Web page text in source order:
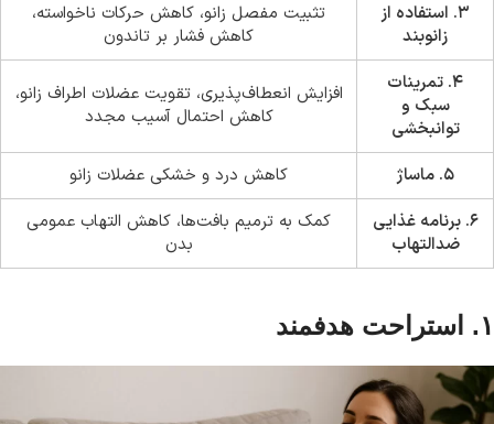
۳. استفاده از
زانوبند
تثبیت مفصل زانو، کاهش حرکات ناخواسته،
کاهش فشار بر تاندون
۴. تمرینات
سبک و
توانبخشی
افزایش انعطاف‌پذیری، تقویت عضلات اطراف زانو،
کاهش احتمال آسیب مجدد
۵. ماساژ
کاهش درد و خشکی عضلات زانو
۶. برنامه غذایی
ضدالتهاب
کمک به ترمیم بافت‌ها، کاهش التهاب عمومی
بدن
۱. استراحت هدفمند